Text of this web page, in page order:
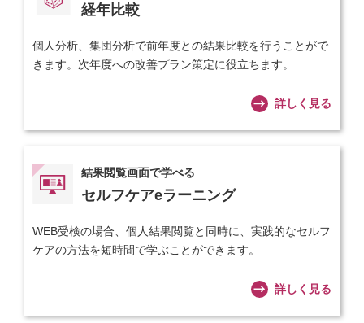
経年比較
個人分析、集団分析で前年度との結果比較を行うことがで
きます。次年度への改善プラン策定に役立ちます。
詳しく見る
結果閲覧画面で学べる
セルフケアeラーニング
WEB受検の場合、個人結果閲覧と同時に、実践的なセルフ
ケアの方法を短時間で学ぶことができます。
詳しく見る